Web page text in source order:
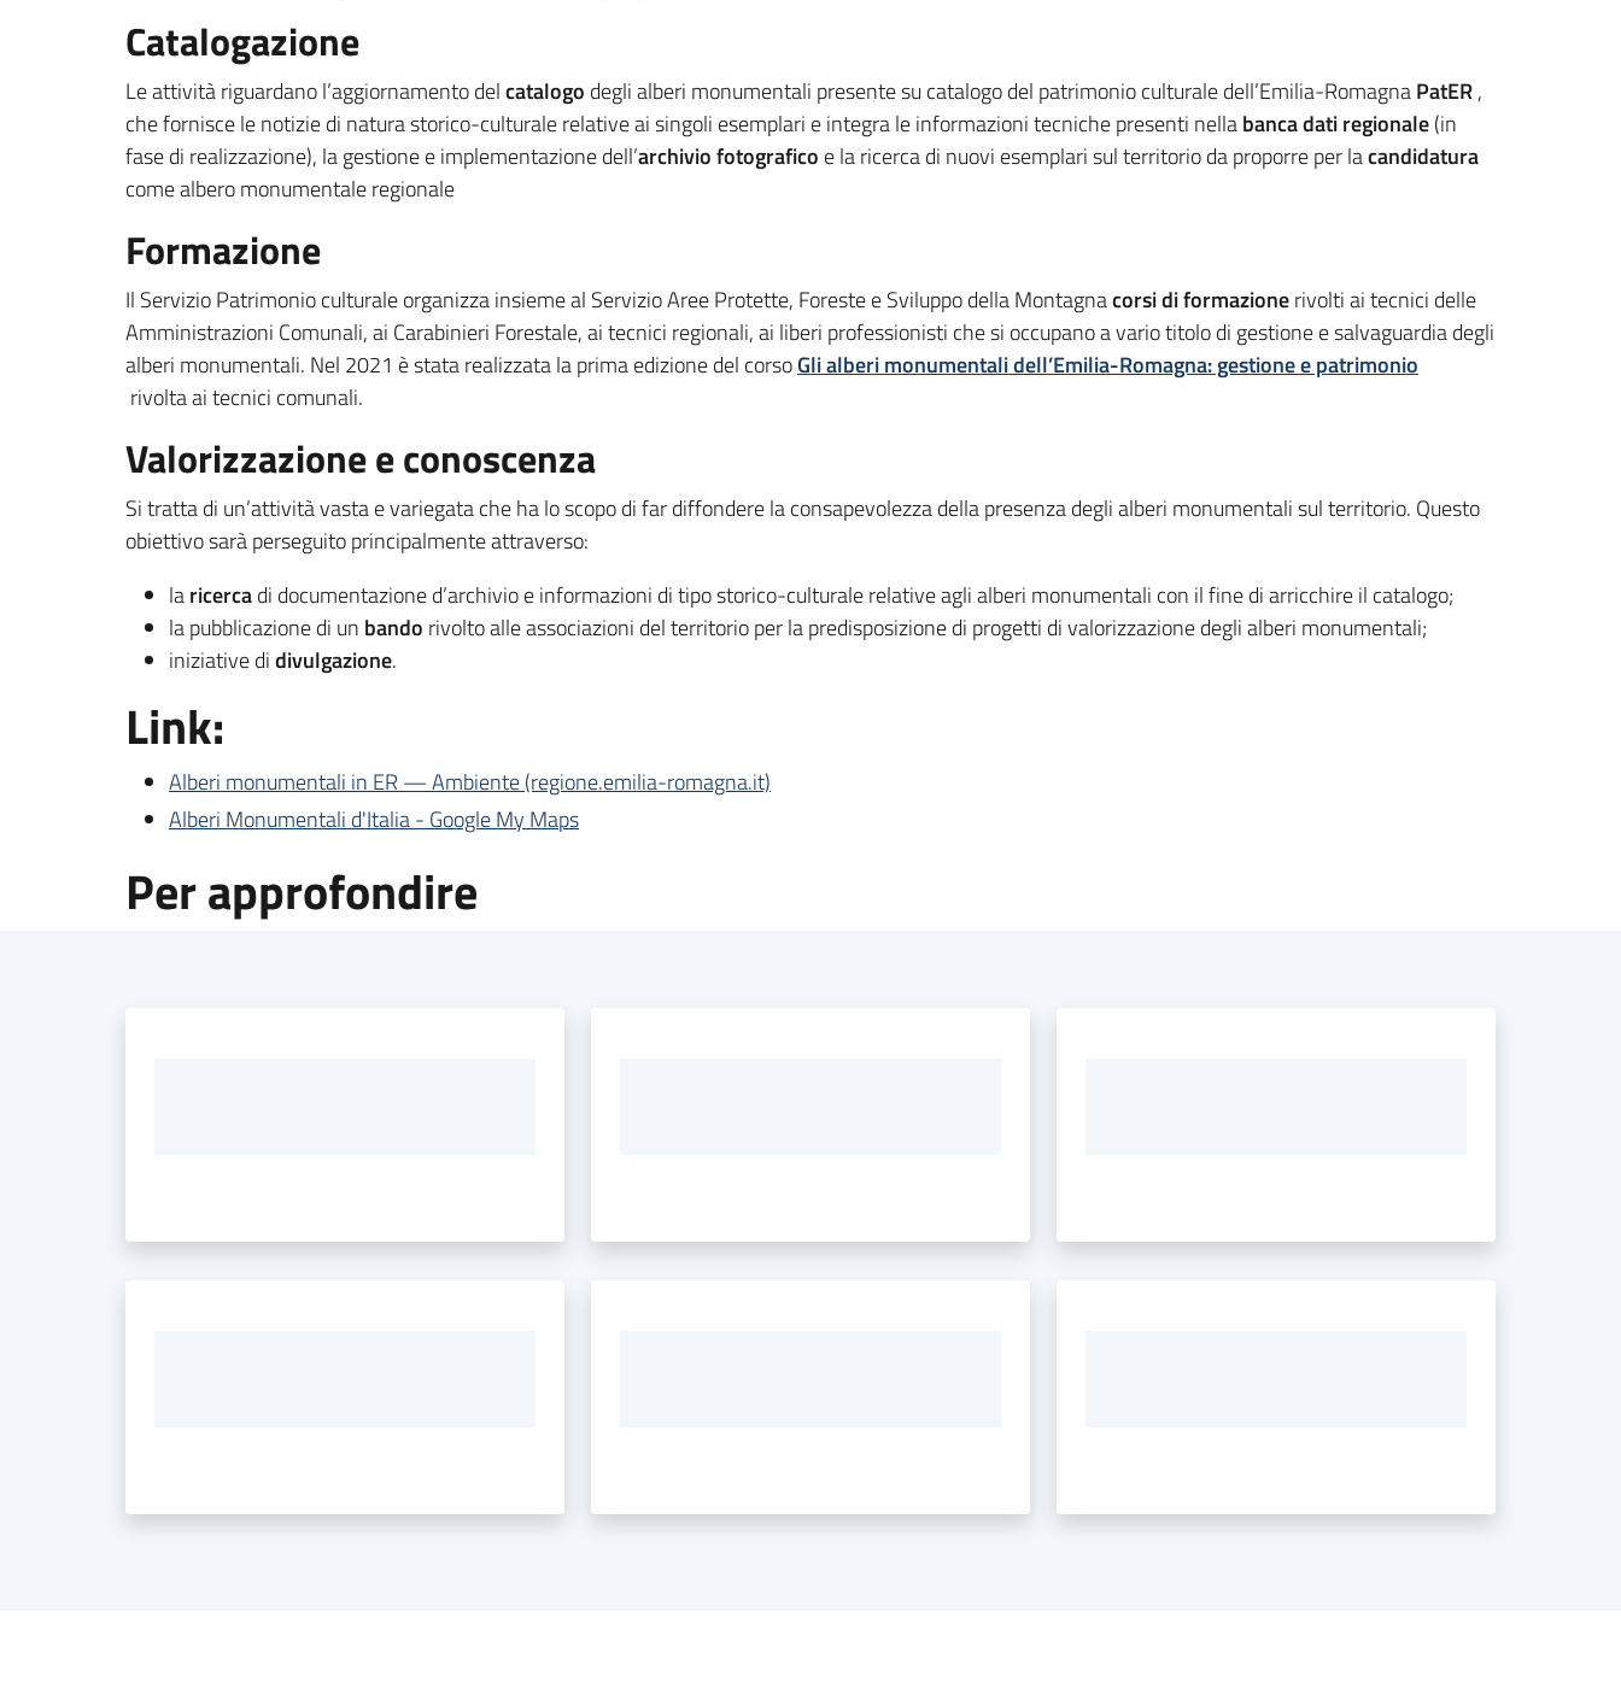
Catalogazione
Le attività riguardano l’aggiornamento delcatalogo degli alberi monumentali presente su catalogo del patrimonio culturale dell’Emilia-RomagnaPatER,
che fornisce le notizie di natura storico-culturale relative ai singoli esemplari e integra le informazioni tecniche presenti nellabanca dati regionale(in
fase di realizzazione), la gestione e implementazione dell’archivio fotografico e la ricerca di nuovi esemplari sul territorio da proporre per lacandidatura
come albero monumentale regionale
Formazione
Il Servizio Patrimonio culturale organizza insieme al Servizio Aree Protette, Foreste e Sviluppo della Montagnacorsi di formazionerivolti ai tecnici delle
Amministrazioni Comunali, ai Carabinieri Forestale, ai tecnici regionali, ai liberi professionisti che si occupano a vario titolo di gestione e salvaguardia degli
alberi monumentali. Nel 2021 è stata realizzata la prima edizione del corsoGli alberi monumentali dell’Emilia-Romagna: gestione e patrimonio
rivolta ai tecnici comunali.
Valorizzazione e conoscenza
Si tratta di un’attività vasta e variegata che ha lo scopo di far diffondere la consapevolezza della presenza degli alberi monumentali sul territorio. Questo
obiettivo sarà perseguito principalmente attraverso:
laricercadi documentazione d’archivio e informazioni di tipo storico-culturale relative agli alberi monumentali con il fine di arricchire il catalogo;
la pubblicazione di un bando rivolto alle associazioni del territorio per la predisposizione di progetti di valorizzazione degli alberi monumentali;
iniziative didivulgazione.
Link:
Alberi monumentali in ER — Ambiente (regione.emilia-romagna.it)
Alberi Monumentali d'Italia - Google My Maps
Per approfondire